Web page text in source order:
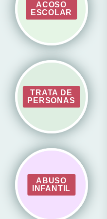
ACOSO
ESCOLAR
TRATA DE
PERSONAS
ABUSO
INFANTIL